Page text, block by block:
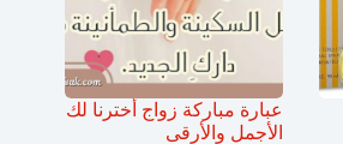
عبارة مباركة زواج أخترنا لك
الأجمل والأرقى